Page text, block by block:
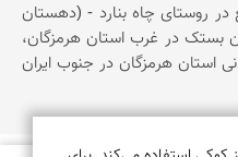
روستای چاه بنارد - (دهستان
بستک در غرب استان هرمزگان،
استان هرمزگان در جنوب ایران